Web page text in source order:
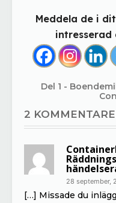
Meddela de i
Del 1 -
2
28 september,
[…] Missade du